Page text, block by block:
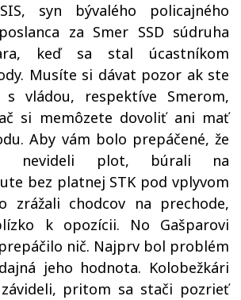
syn bývalého policajného
za Smer SSD súdruha
keď sa stal úcastníkom
Musíte si dávat pozor ak ste
s vládou, respektíve Smerom,
si memôzete dovoliť ani mať
Aby vám bolo prepáčené, že
nevideli plot, búrali na
bez platnej STK pod vplyvom
zrážali chodcov na prechode,
k opozícii. No Gašparovi
nič. Najprv bol problém
jeho hodnota. Kolobežkári
pritom sa stači pozrieť